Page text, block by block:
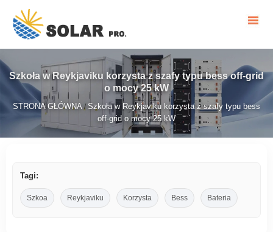
Szkoła w Reykjaviku korzysta z szafy typu bess off-grid
o mocy 25 kW
STRONA GŁÓWNA/ Szkoła w Reykjaviku korzysta z szafy typu bess
off-grid o mocy 25 kW
Tagi:
Szkoa Reykjaviku Korzysta Bess Bateria